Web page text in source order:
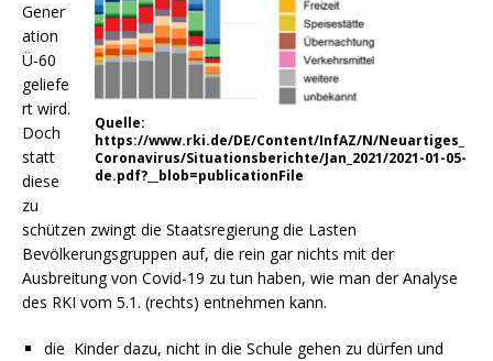
Quelle:
https://www.rki.de/DE/Content/InfAZ/N/Neuartiges_
Coronavirus/Situationsberichte/Jan_2021/2021-01-05-
de.pdf?__blob=publicationFile
Gener
ation
Ü-60
geliefe
rt wird.
Doch
statt
diese
zu
schützen zwingt die Staatsregierung die Lasten
Bevölkerungsgruppen auf, die rein gar nichts mit der
Ausbreitung von Covid-19 zu tun haben, wie man der Analyse
des RKI vom 5.1. (rechts) entnehmen kann.
die Kinder dazu, nicht in die Schule gehen zu dürfen und